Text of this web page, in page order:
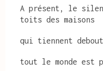
A présent, le
toits des maisons
qui tiennent
tout le monde